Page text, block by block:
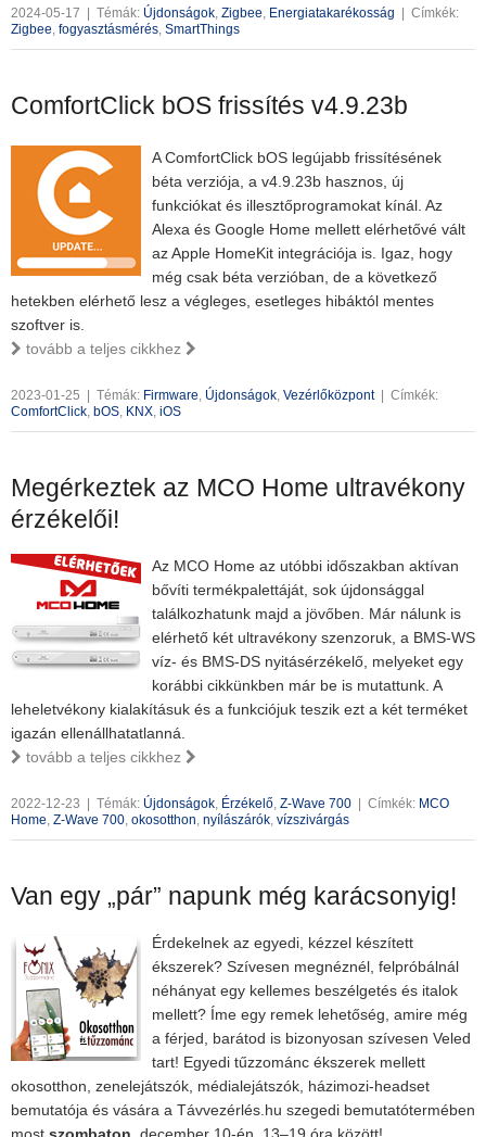
2024-05-17 Témák: Újdonságok, Zigbee, Energiatakarékosság
Címkék:
Zigbee, fogyasztásmérés, SmartThings
ComfortClick bOS frissítés v4.9.23b
A ComfortClick bOS legújabb frissítésének
béta verziója, a v4.9.23b hasznos, új
funkciókat és illesztőprogramokat kínál. Az
Alexa és Google Home mellett elérhetővé vált
az Apple HomeKit integrációja is. Igaz, hogy
még csak béta verzióban, de a következő
hetekben elérhető lesz a végleges, esetleges hibáktól mentes
szoftver is.
tovább a teljes cikkhez
2023-01-25 Témák: Firmware, Újdonságok, Vezérlőközpont
Címkék:
ComfortClick, bOS, KNX, iOS
Megérkeztek az MCO Home ultravékony
érzékelői!
Az MCO Home az utóbbi időszakban aktívan
bővíti termékpalettáját, sok újdonsággal
találkozhatunk majd a jövőben. Már nálunk is
elérhető két ultravékony szenzoruk, a BMS-WS
víz- és BMS-DS nyitásérzékelő, melyeket egy
korábbi cikkünkben már be is mutattunk. A
leheletvékony kialakításuk és a funkciójuk teszik ezt a két terméket
igazán ellenállhatatlanná.
tovább a teljes cikkhez
2022-12-23 Témák: Újdonságok, Érzékelő, Z-Wave 700 Címkék: MCO
Home, Z-Wave 700, okosotthon, nyílászárók, vízszivárgás
Van egy „pár” napunk még karácsonyig!
Érdekelnek az egyedi, kézzel készített
ékszerek? Szívesen megnéznél, felpróbálnál
néhányat egy kellemes beszélgetés és italok
mellett? Íme egy remek lehetőség, amire még
a férjed, barátod is bizonyosan szívesen Veled
tart! Egyedi tűzzománc ékszerek mellett
okosotthon, zenelejátszók, médialejátszók, házimozi-headset
bemutatója és vására a Távvezérlés.hu szegedi bemutatótermében